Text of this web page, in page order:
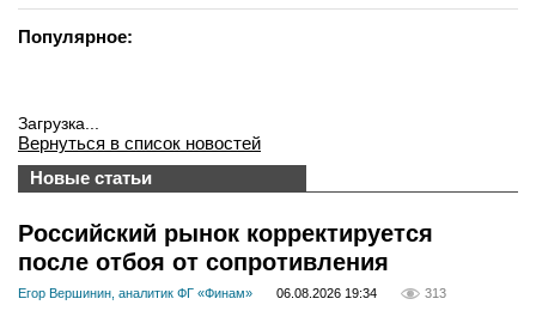
Популярное:
Загрузка...
Вернуться в список новостей
Новые статьи
Российский рынок корректируется
после отбоя от сопротивления
Егор Вершинин, аналитик ФГ «Финам» 06.08.2026 19:34 313